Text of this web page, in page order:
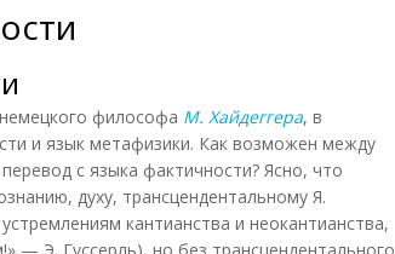
философа М. Хайдеггера, в
и язык метафизики. Как возможен между
с языка фактичности? Ясно, что
духу, трансцендентальному Я.
кантианства и неокантианства,